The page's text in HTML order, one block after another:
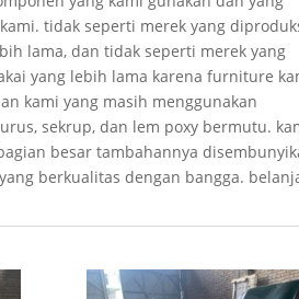
tidak seperti merek yang
lama, dan tidak seperti merek yang
yang lebih lama karena furniture
kami yang masih menggunakan
sekrup, dan lem poxy bermutu.
besar tambahannya
berkualitas dengan bangga.